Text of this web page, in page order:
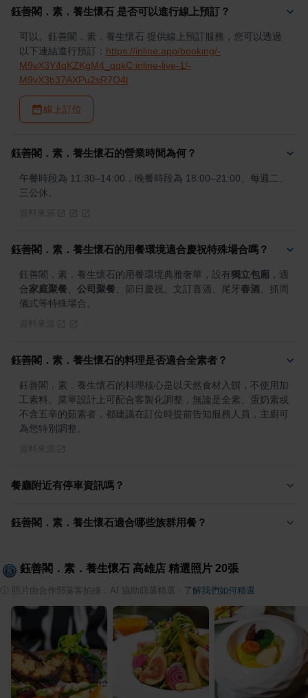
鈺善閣．素．養生懷石 是否可以進行線上預訂？
可以。鈺善閣．素．養生懷石 提供線上預訂服務，您可以透過
以下連結進行預訂： https://inline.app/booking/-
M9vX3Y4qKZKgM4_qqkC:inline-live-1/-
M9vX3b37AXPu2sR7O4l
線上訂位
鈺善閣．素．養生懷石的營業時間為何？
午餐時段為 11:30–14:00，晚餐時段為 18:00–21:00。每週二、
三公休。
鈺善閣．素．養生懷石的用餐環境適合慶祝特殊場合嗎？
鈺善閣．素．養生懷石的用餐環境典雅奢華，設有獨立包廂 ，適
合家庭聚餐 公司聚餐 、節日慶祝、文訂喜酒、尾牙春酒 、抓周
儀式等特殊場合。
鈺善閣．素．養生懷石的料理是否適合全素者？
鈺善閣．素．養生懷石的料理核心是以天然食材入饌，不使用加
工素料。菜單設計上可配合客製化調整，無論是全素、蛋奶素或
不含五辛的茹素者，都建議在訂位時提前告知服務人員，主廚可
為您特別調整。
餐廳附近有停車資訊嗎？
鈺善閣．素．養生懷石適合哪些族群用餐？
鈺善閣．素．養生懷石 高雄店 精選照片 20張
照片由合作部落客拍攝，AI 協助篩選精選 了解我們如何精選